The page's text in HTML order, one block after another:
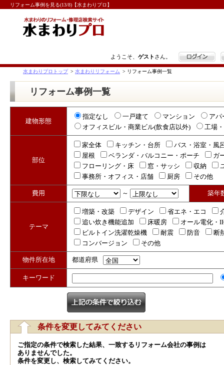
リフォーム事例を見る(13/8)【水まわりプロ】
ようこそ、 ゲスト さん。 ログイン
水まわりプロトップ > 水まわりリフォーム > リフォーム事例一覧
リフォーム事例一覧
建物形態
指定なし 一戸建て マンション
アパ
オフィスビル・商業ビル(飲食店以外)
工場
部位
家全体 キッチン・台所
バス・浴室・風
屋根
ベランダ・バルコニー・ポーチ
ガ
フローリング・床
窓・サッシ 収納
事務所・オフィス・店舗
厨房 その他
費用 ～ 築年
テーマ
増築・改築 デザイン 省エネ・エコ
追い炊き機能追加
床暖房
オール電化・
ビルトイン洗濯乾燥機
耐震 防音
断
コンバージョン
その他
物件所在地 都道府県
キーワード
条件を変更してみてください
ご指定の条件で検索した結果、一致するリフォーム会社の事例は
ありませんでした。
条件を変更し、検索してみてください。